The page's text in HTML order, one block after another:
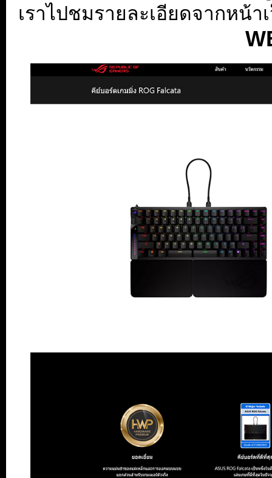
เราไปชมรายละเอียดจากหน้